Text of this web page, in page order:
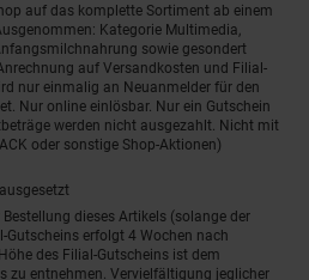
auf das komplette Sortiment ab einem
Kategorie Multimedia,
sowie gesondert
auf Versandkosten und Filial-
nur einmalig an Neuanmelder für den
Nur online einlösbar. Nur ein Gutschein
werden nicht ausgezahlt. Nicht mit
oder sonstige Shop-Aktionen)
dieses Artikels (solange der
erfolgt 4 Wochen nach
des Filial-Gutscheins ist dem
zu entnehmen. Vervielfältigung jeglicher